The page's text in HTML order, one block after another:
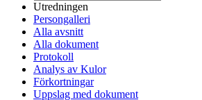
Utredningen
Persongalleri
Alla avsnitt
Alla dokument
Protokoll
Analys av Kulor
Förkortningar
Uppslag med dokument